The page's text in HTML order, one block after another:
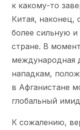
к какому-то
Китая, наконец,
более сильную
стране. В
международная
нападкам,
в Афганистане
глобальный
К сожалению,